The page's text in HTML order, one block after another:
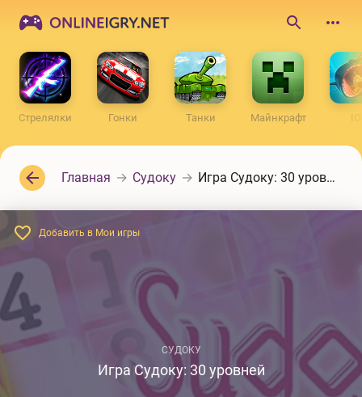
по
сайту
Стрелялки Гонки Танки Майнкрафт IO
Главная Судоку Игра Судоку: 30 уровней
СУДОКУ
Игра Судоку: 30 уровней
Добавить в Мои игры